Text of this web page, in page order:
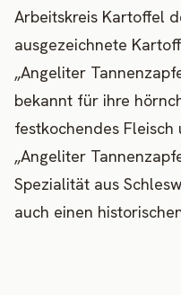
Arbeitskreis Kartoffel
ausgezeichnete
„Angeliter
bekannt für ihre
festkochendes
„Angeliter
Spezialität aus
auch einen